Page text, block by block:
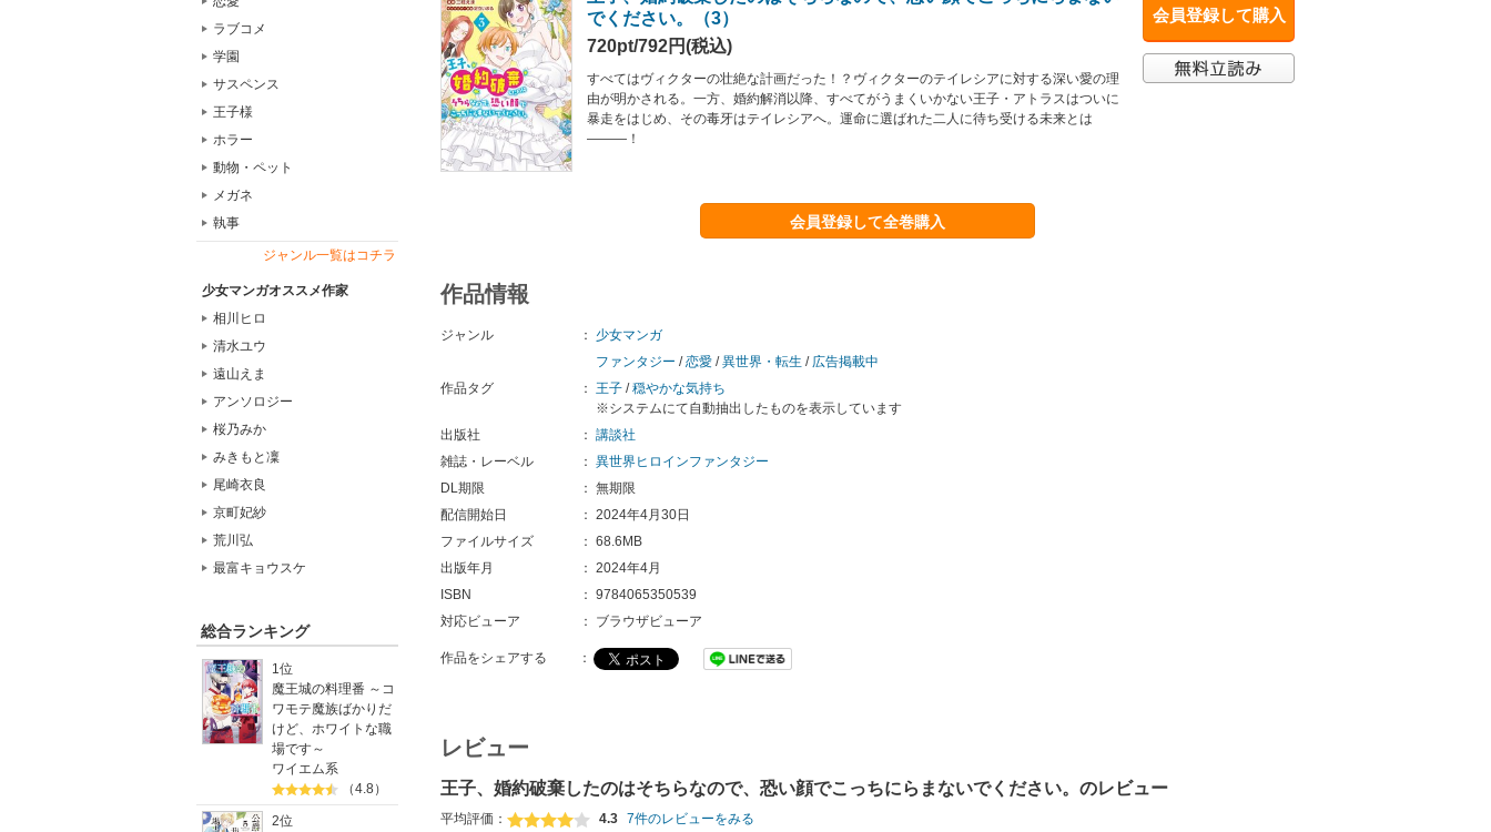
ラブコメ
学園
サスペンス
王子様
ホラー
動物・ペット
メガネ
執事
ジャンル一覧はコチラ
少女マンガオススメ作家
相川ヒロ
清水ユウ
遠山えま
アンソロジー
桜乃みか
みきもと凜
尾崎衣良
京町妃紗
荒川弘
最富キョウスケ
総合ランキング
1位
魔王城の料理番 ～コ
ワモテ魔族ばかりだ
けど、ホワイトな職
場です～
ワイエム系
（4.8）
2位
会員登録して購入
でください。（3）
720pt/792円(税込)
すべてはヴィクターの壮絶な計画だった！？ヴィクターのテイレシアに対する深い愛の理
由が明かされる。一方、婚約解消以降、すべてがうまくいかない王子・アトラスはついに
暴走をはじめ、その毒牙はテイレシアへ。運命に選ばれた二人に待ち受ける未来とは
―――！
会員登録して全巻購入
作品情報
ジャンル ：
少女マンガ
ファンタジー /恋愛 /異世界・転生 / 広告掲載中
作品タグ
： 王子 /穏やかな気持ち
※システムにて自動抽出したものを表示しています
出版社
： 講談社
雑誌・レーベル
： 異世界ヒロインファンタジー
DL期限
： 無期限
配信開始日
： 2024年4月30日
ファイルサイズ
： 68.6MB
出版年月
： 2024年4月
ISBN
： 9784065350539
対応ビューア
： ブラウザビューア
作品をシェアする ：
レビュー
王子、婚約破棄したのはそちらなので、恐い顔でこっちにらまないでください。のレビュー
平均評価： 4.3 7件のレビューをみる